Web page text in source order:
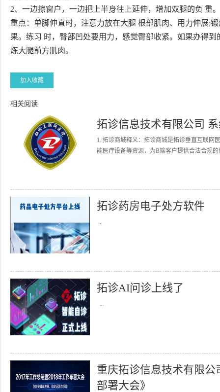
2、一边擦窗户，一边把上半身往上延伸，增加双腿的负 重。
重点：单脚伸直时，注意力放在大腿 根部肌肉、用力伸展;
果。练习 时，臀部凹处要用力，感觉臀部收紧。如果办得
炼大腿前方肌肉。
加入收藏
相关阅读
拓诊信息技术有限公司
1. 拓诊商城释义：拓诊商城是拓诊垂直互联网
能医疗设备等资源，为B端客户提供合法合规
拓诊药房电子处方软件
...
拓诊AI问诊上线了
...
重庆拓诊信息技术有限公
部署大会》